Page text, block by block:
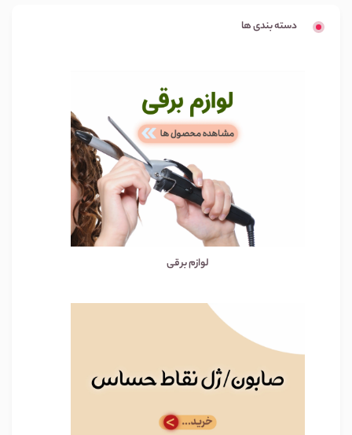
دسته بندی ها
لوازم برقی